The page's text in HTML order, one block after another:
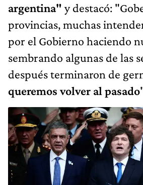
argentina" y destacó:
provincias, muchas
por el Gobierno haciendo
sembrando algunas de las
después terminaron de
queremos volver al pasado